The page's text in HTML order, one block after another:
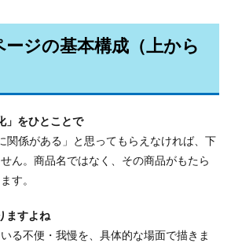
ジの基本構成（上から
」をひとことで
関係がある」と思ってもらえなければ、下
ん。商品名ではなく、その商品がもたら
す。
ますよね
る不便・我慢を、具体的な場面で描きま